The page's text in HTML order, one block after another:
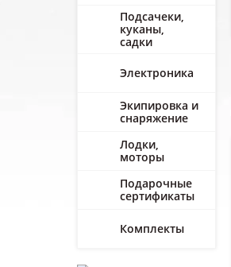
Подсачеки,
куканы,
садки
Электроника
Экипировка и
снаряжение
Лодки,
моторы
Подарочные
сертификаты
Комплекты